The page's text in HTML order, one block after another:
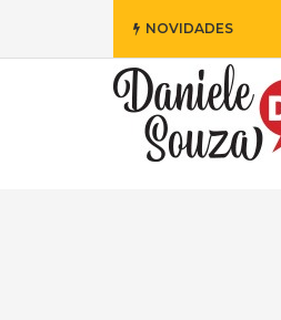
NOVIDADES
Fofa da Disney Está Chegando!